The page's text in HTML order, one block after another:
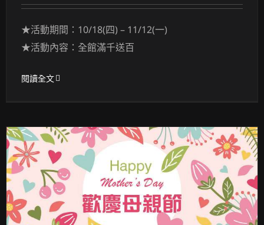
★活動期間：10/18(四) – 11/12(一)
★活動內容：全館滿千送百
閱讀全文